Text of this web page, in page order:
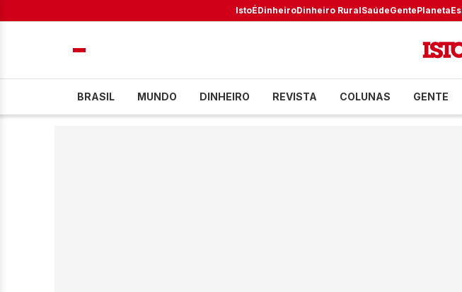
IstoÉDinheiroDinheiro RuralSaúdeGentePlaneta
BRASIL MUNDO DINHEIRO REVISTA COLUNAS GENTE